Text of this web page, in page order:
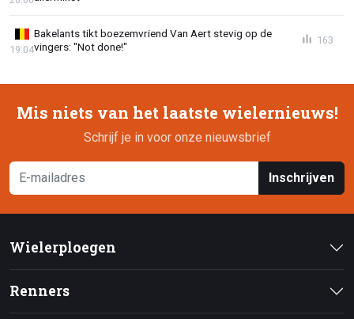
Bakelants tikt boezemvriend Van Aert stevig op de
vingers: "Not done!"
19:04
163
Mis niets van het laatste wielernieuws!
Schrijf je in voor onze nieuwsbrief
Inschrijven
Wielerploegen
Renners